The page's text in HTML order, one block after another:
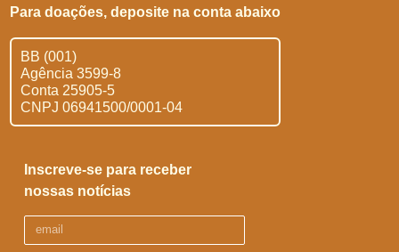
Para doações, deposite na conta abaixo
BB (001)
Agência 3599-8
Conta 25905-5
CNPJ 06941500/0001-04
Inscreve-se para receber
nossas notícias